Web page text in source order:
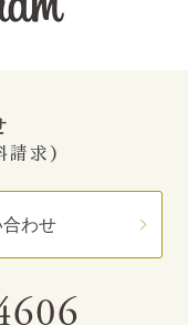
請求）
わせ